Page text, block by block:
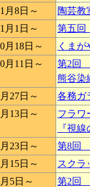
月8日～
陶芸
月1日～
第五
月18日～
くま
月11日～
第2回
熊谷染
27日～
各務ガ
13日～
フラワ
『視
23日～
第8回
15日～
スクラ
5日～
第2回